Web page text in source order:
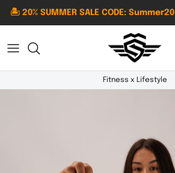
Direkt zum Inhalt
🏝️ 20% SUMMER SALE CODE: Summer20
Fitness x Lifestyle